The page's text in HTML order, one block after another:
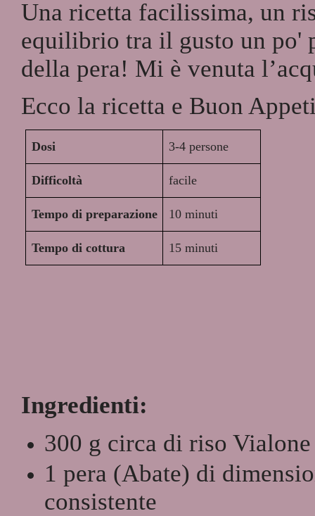
Una ricetta facilissima, un
equilibrio tra il gusto un po'
della pera! Mi è venuta
Ecco la ricetta e Buon
Dosi 3-4 persone
Difficoltà facile
Tempo di preparazione 10 minuti
Tempo di cottura 15 minuti
Ingredienti:
300 g circa di riso
1 pera (Abate) di
consistente